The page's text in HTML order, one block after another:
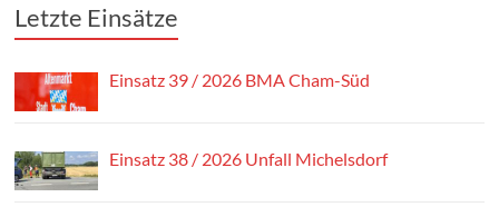
Letzte Einsätze
Einsatz 39 / 2026 BMA Cham-Süd
Einsatz 38 / 2026 Unfall Michelsdorf